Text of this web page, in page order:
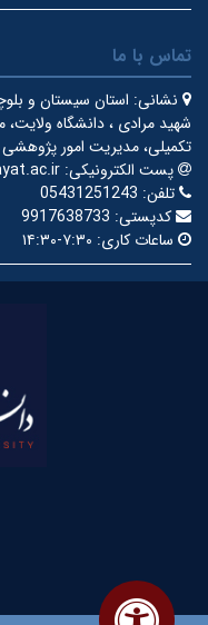
تماس با ما
نشانی:
شهید مرادی ، دانشگاه
تکمیلی، مدیریت امور پژوهشی
پست الکترونیکی:
تلفن: 05431251243
کدپستی: 9917638733
ساعات کاری: ۷:۳۰-۱۴:۳۰